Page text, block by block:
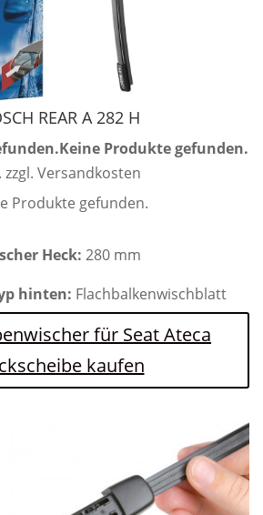
REAR A 282 H
Keine Produkte gefunden.
zzgl. Versandkosten
Produkte gefunden.
Heck: 280 mm
hinten: Flachbalkenwischblatt
für Seat Ateca
kaufen